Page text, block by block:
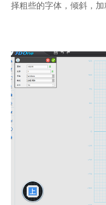
择粗些的字体，倾斜，加